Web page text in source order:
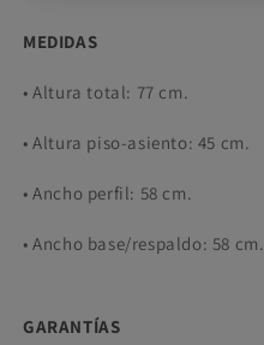
MEDIDAS
• Altura total: 77 cm.
• Altura piso-asiento: 45 cm.
• Ancho perfil: 58 cm.
• Ancho base/respaldo: 58 cm.
GARANTÍAS